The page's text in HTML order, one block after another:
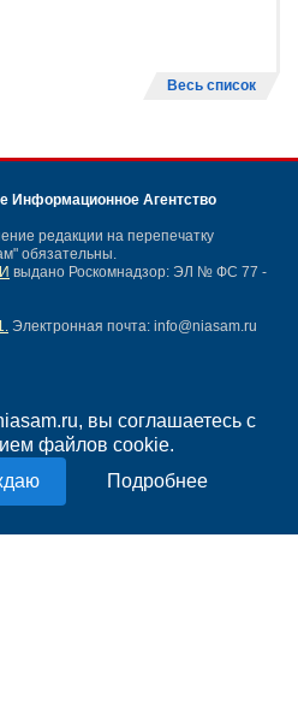
вы соглашаетесь с
файлов cookie.
Подробнее
Весь список
Информационное Агентство
редакции на перепечатку
обязательны.
выдано Роскомнадзор: ЭЛ № ФС 77 -
Электронная почта: info@niasam.ru
данных